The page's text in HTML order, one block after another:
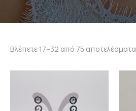
Βλέπετε 17–32 από 75 αποτελέσματα